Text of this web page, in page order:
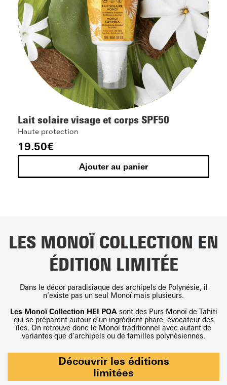
Lait solaire visage et corps SPF50
Haute protection
19.50€
Ajouter au panier
Pur Monoï Tiaré Édition limitée 50 ans
LES MONOÏ COLLECTION EN
ÉDITION LIMITÉE
Dans le décor paradisiaque des archipels de Polynésie, il
n’existe pas un seul Monoï mais plusieurs.
Les Monoï Collection HEI POAsont des Purs Monoï de Tahiti
qui se préparent autour d’un ingrédient phare, évocateur des
îles. On retrouve donc le Monoï traditionnel avec autant de
variantes que d’archipels ou de familles polynésiennes.
Découvrir les éditions
limitées